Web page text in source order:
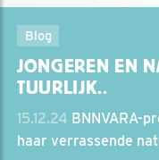
Blog
JONGEREN EN
TUURLIJK..
15.12.24 BNNVARA-
haar verrassende